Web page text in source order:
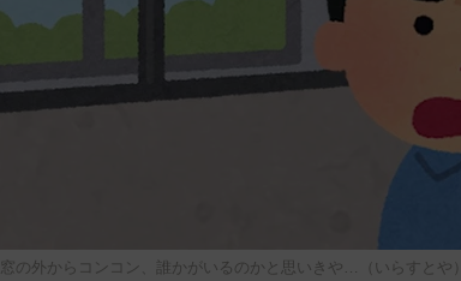
窓の外からコンコン、誰かがいるのかと思いきや…（いらすとや）